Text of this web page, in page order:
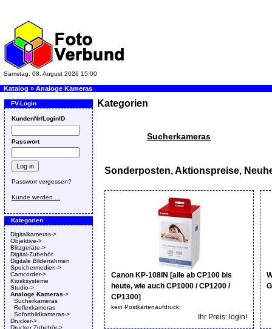
Samstag, 08. August 2026 15:00
Katalog » Analoge Kameras
FV-Login
KundenNr/LoginID
Passwort
Passwort vergessen?
Kunde werden ...
Kategorien
Digitalkameras->
Objektive->
Blitzgeräte->
Digital-Zubehör
Digitale Bilderrahmen
Speichermedien->
Camcorder->
Kiosksysteme
Studio->
Analoge Kameras->
Sucherkameras
Reflexkameras
Sofortbildkameras->
Drucker->
Drucker Zubehör->
Kategorien
Sucherkameras
Sonderposten, Aktionspreise,
Canon KP-108IN [alle ab CP100 bis
heute, wie auch CP1000 / CP1200 /
CP1300]
kein Postkartenaufdruck;
Ihr Preis: login!